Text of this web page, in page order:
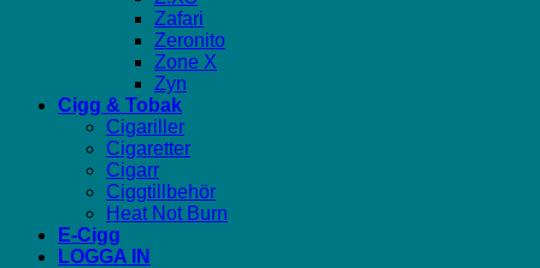
Zafari
Zeronito
Zone X
Zyn
Cigg & Tobak
Cigariller
Cigaretter
Cigarr
Ciggtillbehör
Heat Not Burn
E-Cigg
LOGGA IN